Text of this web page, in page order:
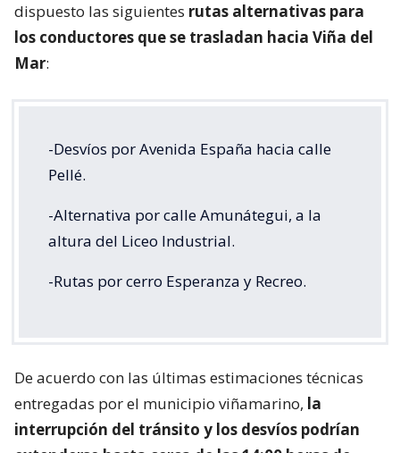
dispuesto las siguientes rutas alternativas para
los conductores que se trasladan hacia Viña del
Mar:
-Desvíos por Avenida España hacia calle
Pellé.
-Alternativa por calle Amunátegui, a la
altura del Liceo Industrial.
-Rutas por cerro Esperanza y Recreo.
De acuerdo con las últimas estimaciones técnicas
entregadas por el municipio viñamarino, la
interrupción del tránsito y los desvíos podrían